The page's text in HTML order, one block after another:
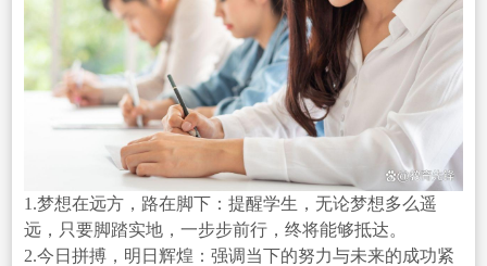
1.梦想在远方，路在脚下：提醒学生，无论梦想多么遥
远，只要脚踏实地，一步步前行，终将能够抵达。
2.今日拼搏，明日辉煌：强调当下的努力与未来的成功紧